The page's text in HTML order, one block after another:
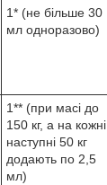
1* (не більше 30
мл одноразово)
1** (при масі до
150 кг, а на кожні
наступні 50 кг
додають по 2,5
мл)